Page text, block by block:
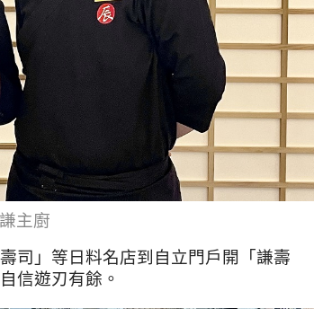
主廚
司」等日料名店到自立門戶開「謙壽
信遊刃有餘。